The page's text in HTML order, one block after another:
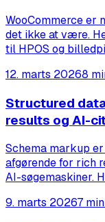
WooCommerce er
det ikke at være.
til HPOS og
12. marts 20268
Structured
results og AI-
Schema markup
afgørende for rich
AI-søgemaskiner.
9. marts 20267